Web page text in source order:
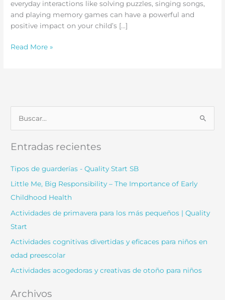
everyday interactions like solving puzzles, singing songs,
and playing memory games can have a powerful and
positive impact on your child’s […]
Fun
Read More »
a
r
:
Entradas recientes
Tipos de guarderías - Quality Start SB
Little Me, Big Responsibility – The Importance of Early
Childhood Health
Actividades de primavera para los más pequeños | Quality
Start
Actividades cognitivas divertidas y eficaces para niños en
edad preescolar
Actividades acogedoras y creativas de otoño para niños
Archivos